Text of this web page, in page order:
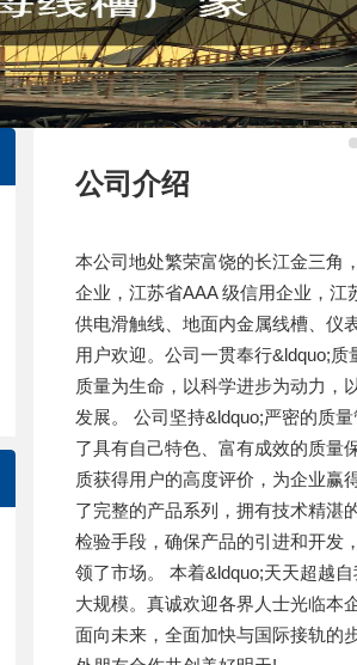
公司介绍
本公司地处繁荣富饶的长江金三角
企业，江苏省AAA 级信用企业，江
供电滑触线、地面内金属线槽、仪
用户欢迎。公司一贯奉行&ldquo;
质量为生命，以科学进步为动力，
发展。 公司坚持&ldquo;严密的质
了具有自己特色、富有成效的质量
质获得用户的高度评价，为企业赢
了完整的产品系列，拥有技术精湛
检验手段，确保产品的引进和开发
领了市场。 本着&ldquo;天天超越
大规模。真诚欢迎各界人士光临本
面向未来，全面加快与国际接轨的